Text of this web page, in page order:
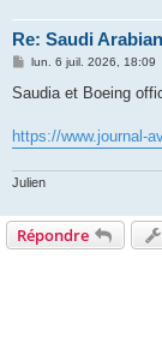
Re: Saudi
M
s
g
e
lun. 6 juil. 2026, 18:09
Saudia et Boeing
https://www.journal-
Julien
Répondre